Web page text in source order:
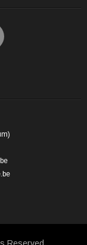
Reserved.